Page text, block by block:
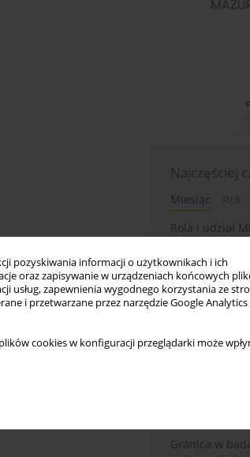
pozyskiwania informacji o użytkownikach i ich
oraz zapisywanie w urządzeniach końcowych
usług, zapewnienia wygodnego korzystania ze
i przetwarzane przez narzędzie Google Analytics
cookies w konfiguracji przeglądarki może
Najczęściej
Miesiąc
Rok
Rola i udział
kampanii
PRL I kadencji
w świetle
Głównej MO
przykładzie
Wyszyńskiego
województwa
Zygmunt
i kariera
osobowych.
Granica w